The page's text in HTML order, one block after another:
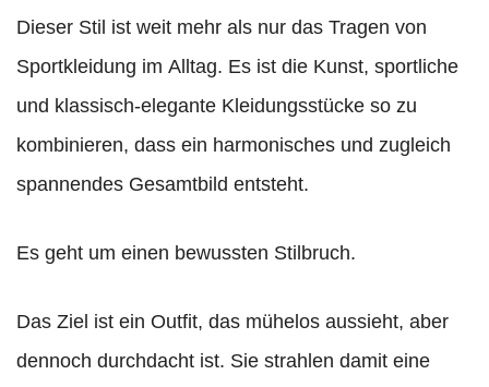
Dieser Stil ist weit mehr als nur das Tragen von
Sportkleidung im Alltag. Es ist die Kunst, sportliche
und klassisch-elegante Kleidungsstücke so zu
kombinieren, dass ein harmonisches und zugleich
spannendes Gesamtbild entsteht.
Es geht um einen bewussten Stilbruch.
Das Ziel ist ein Outfit, das mühelos aussieht, aber
dennoch durchdacht ist. Sie strahlen damit eine